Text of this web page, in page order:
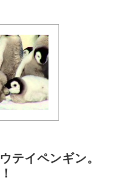
テイペンギン。